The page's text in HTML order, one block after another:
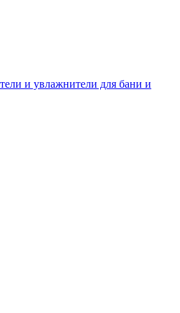
и увлажнители для бани и